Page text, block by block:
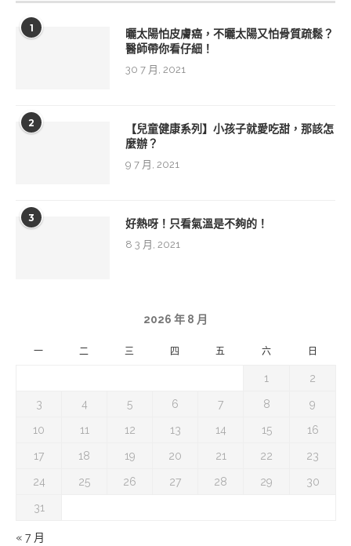
1
曬太陽怕皮膚癌，不曬太陽又怕骨質疏鬆？
醫師帶你看仔細！
30 7 月, 2021
2
【兒童健康系列】小孩子就愛吃甜，那該怎
麼辦？
9 7 月, 2021
3 好熱呀！只看氣溫是不夠的！
8 3 月, 2021
2026 年 8 月
一 二 三 四 五 六 日
1 2
3 4 5 6 7 8 9
10 11 12 13 14 15 16
17 18 19 20 21 22 23
24 25 26 27 28 29 30
31
« 7 月